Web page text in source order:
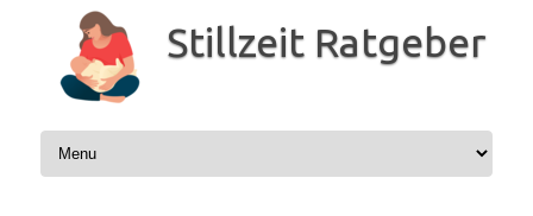
springen
Stillzeit Ratgeber